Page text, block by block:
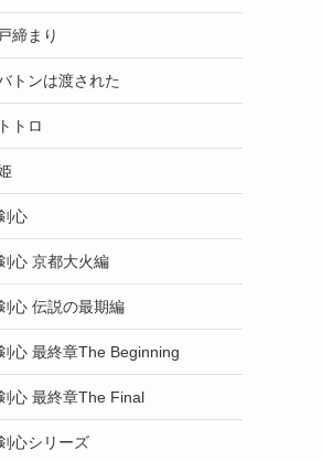
締まり
トンは渡された
トロ
心
心 京都大火編
心 伝説の最期編
心 最終章The Beginning
心 最終章The Final
心シリーズ